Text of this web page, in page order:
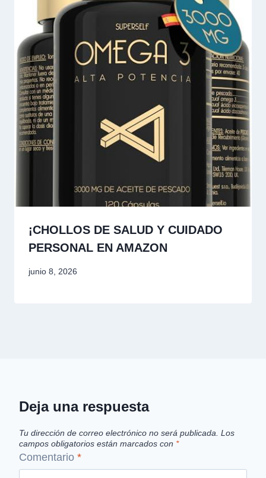
¡CHOLLOS DE SALUD Y CUIDADO
PERSONAL EN AMAZON
junio 8, 2026
Deja una respuesta
Tu dirección de correo electrónico no será publicada. Los
campos obligatorios están marcados con *
Comentario *